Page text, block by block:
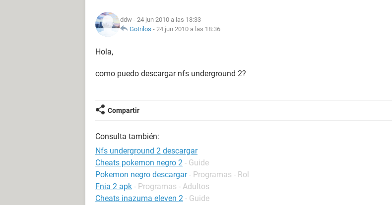
ddw - 24 jun 2010 a las 18:33
Gotrilos - 24 jun 2010 a las 18:36
Hola,
como puedo descargar nfs underground 2?
Compartir
Consulta también:
Nfs underground 2 descargar
Cheats pokemon negro 2 - Guide
Pokemon negro descargar - Programas - Rol
Fnia 2 apk - Programas - Adultos
Cheats inazuma eleven 2 - Guide